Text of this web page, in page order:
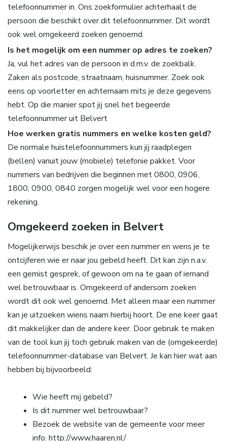
telefoonnummer in. Ons zoekformulier achterhaalt de
persoon die beschikt over dit telefoonnummer. Dit wordt
ook wel omgekeerd zoeken genoemd.
Is het mogelijk om een nummer op adres te zoeken?
Ja, vul het adres van de persoon in d.m.v. de zoekbalk.
Zaken als postcode, straatnaam, huisnummer. Zoek ook
eens op voorletter en achternaam mits je deze gegevens
hebt. Op die manier spot jij snel het begeerde
telefoonnummer uit Belvert
Hoe werken gratis nummers en welke kosten geld?
De normale huistelefoonnummers kun jij raadplegen
(bellen) vanuit jouw (mobiele) telefonie pakket. Voor
nummers van bedrijven die beginnen met 0800, 0906,
1800, 0900, 0840 zorgen mogelijk wel voor een hogere
rekening.
Omgekeerd zoeken in Belvert
Mogelijkerwijs beschik je over een nummer en wens je te
ontcijferen wie er naar jou gebeld heeft. Dit kan zijn n.a.v.
een gemist gesprek, of gewoon om na te gaan of iemand
wel betrouwbaar is. Omgekeerd of andersom zoeken
wordt dit ook wel genoemd. Met alleen maar een nummer
kan je uitzoeken wiens naam hierbij hoort. De ene keer gaat
dit makkelijker dan de andere keer. Door gebruik te maken
van de tool kun jij toch gebruik maken van de (omgekeerde)
telefoonnummer-database van Belvert. Je kan hier wat aan
hebben bij bijvoorbeeld:
Wie heeft mij gebeld?
Is dit nummer wel betrouwbaar?
Bezoek de website van de gemeente voor meer
info: http://www.haaren.nl/